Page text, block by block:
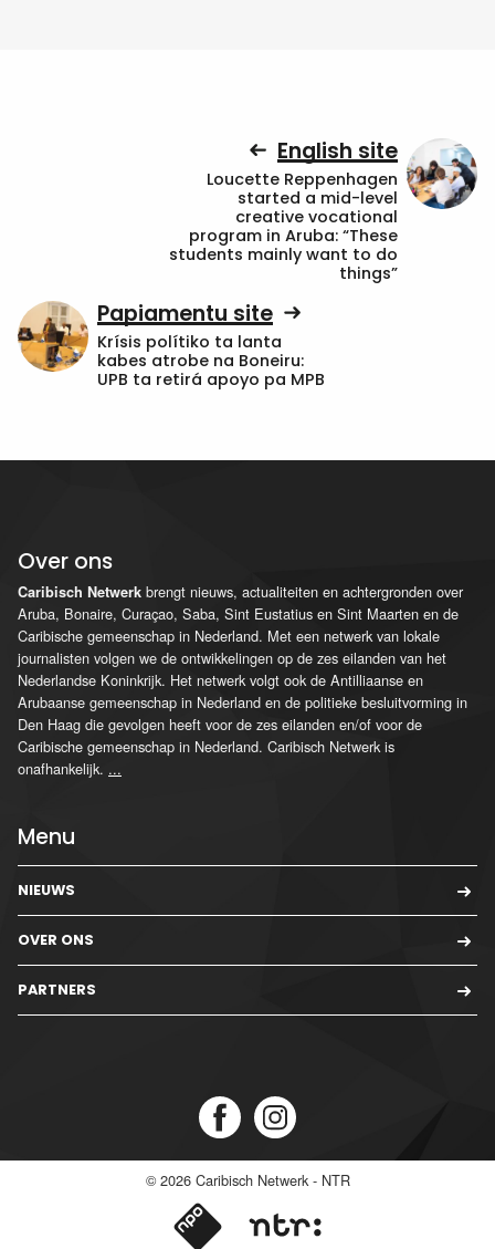
English site
Loucette Reppenhagen
started a mid-level
creative vocational
program in Aruba: “These
students mainly want to do
things”
Papiamentu site
Krísis polítiko ta lanta
kabes atrobe na Boneiru:
UPB ta retirá apoyo pa MPB
Over ons
Caribisch Netwerk brengt nieuws, actualiteiten en achtergronden over
Aruba, Bonaire, Curaçao, Saba, Sint Eustatius en Sint Maarten en de
Caribische gemeenschap in Nederland. Met een netwerk van lokale
journalisten volgen we de ontwikkelingen op de zes eilanden van het
Nederlandse Koninkrijk. Het netwerk volgt ook de Antilliaanse en
Arubaanse gemeenschap in Nederland en de politieke besluitvorming in
Den Haag die gevolgen heeft voor de zes eilanden en/of voor de
Caribische gemeenschap in Nederland. Caribisch Netwerk is
onafhankelijk. ...
Menu
NIEUWS
OVER ONS
PARTNERS
© 2026 Caribisch Netwerk - NTR